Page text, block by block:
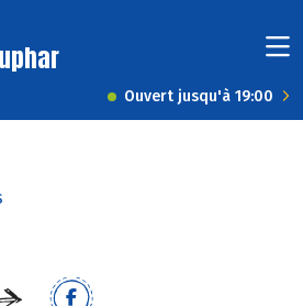
Ouvert jusqu'à 19:00